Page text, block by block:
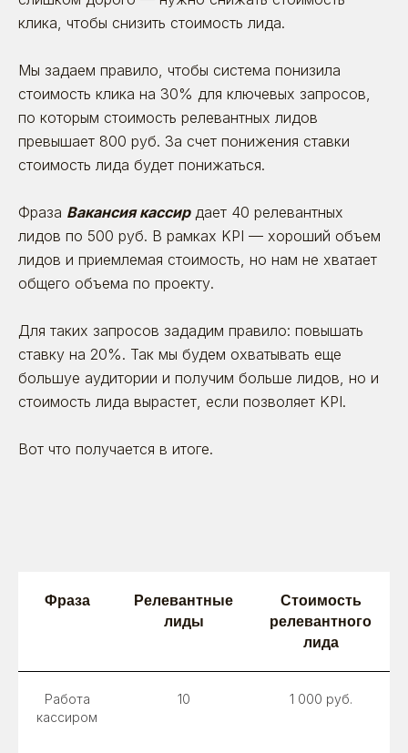
клика, чтобы снизить стоимость лида.
Мы задаем правило, чтобы система понизила
стоимость клика на 30% для ключевых запросов,
по которым стоимость релевантных лидов
превышает 800 руб. За счет понижения ставки
стоимость лида будет понижаться.
Фраза Вакансия кассир дает 40 релевантных
лидов по 500 руб. В рамках KPI — хороший объем
лидов и приемлемая стоимость, но нам не хватает
общего объема по проекту.
Для таких запросов зададим правило: повышать
ставку на 20%. Так мы будем охватывать еще
большуе аудитории и получим больше лидов, но и
стоимость лида вырастет, если позволяет KPI.
Вот что получается в итоге.
Фраза
Релевантные
лиды
Стоимость
релевантного
лида
Работа
кассиром
10 1 000 руб.